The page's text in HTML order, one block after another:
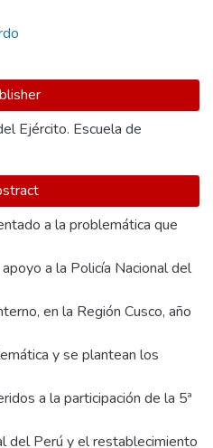
Ejército. Escuela de
a la problemática que
a la Policía Nacional del
en la Región Cusco, año
y se plantean los
a la participación de la 5ª
del Perú y el restablecimiento